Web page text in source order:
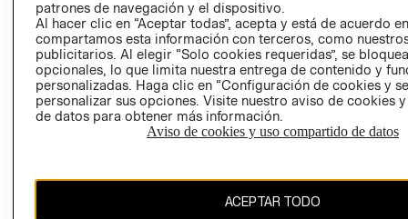
EMPRESARIAL
AVISO DE
PRIVACIDAD
GIFT CARD
AVISO DE
patrones de navegación y el dispositivo.
Al hacer clic en “Aceptar todas”, acepta y está de acuerdo
compartamos esta información con terceros, como
publicitarios. Al elegir “Solo cookies requeridas”, se
opcionales, lo que limita nuestra entrega de contenido y
personalizadas. Haga clic en “Configuración de cookies y
personalizar sus opciones. Visite nuestro aviso de cookies
de datos para obtener más información.
Aviso de cookies y uso compartido de datos
ACEPTAR TODO